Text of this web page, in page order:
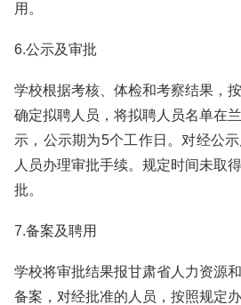
用。
6.公示及审批
学校根据考核、体检和考察结果，
确定拟聘人员，将拟聘人员名单在
示，公示期为5个工作日。对经公
人员办理审批手续。规定时间未取
批。
7.备案及聘用
学校将审批结果报甘肃省人力资源
备案，对经批准的人员，按照规定办